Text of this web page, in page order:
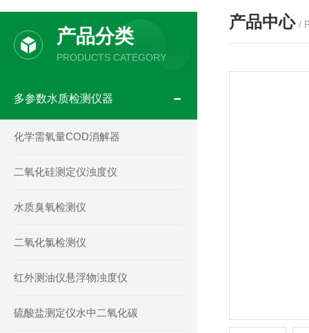
产品中心 /
产品分类
PRODUCTS CATEGORY
多参数水质检测仪器
化学需氧量COD消解器
二氧化硅测定仪浊度仪
水质臭氧检测仪
二氧化氯检测仪
红外测油仪悬浮物浊度仪
硫酸盐测定仪水中二氧化碳